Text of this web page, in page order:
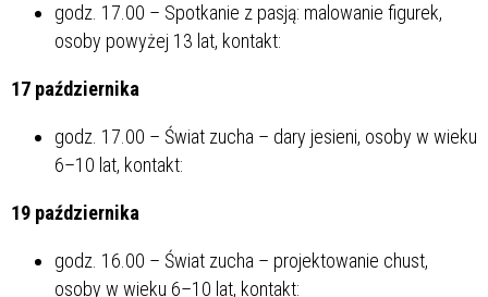
godz. 17.00 – Spotkanie z pasją: malowanie figurek,
osoby powyżej 13 lat, kontakt:
17 października
godz. 17.00 – Świat zucha – dary jesieni, osoby w wieku
6–10 lat, kontakt:
19 października
godz. 16.00 – Świat zucha – projektowanie chust,
osoby w wieku 6–10 lat, kontakt: